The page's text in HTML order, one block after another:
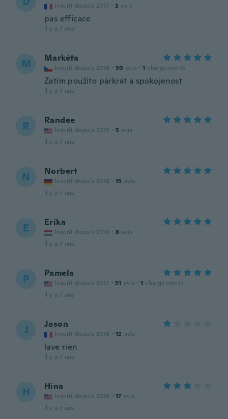
Inscrit depuis 2017 · 2 avis
pas efficace
il y a 7 ans
M Markéta
Inscrit depuis 2018 · 30 avis · 1 chargements
Zatím použito párkrát a spokojenost
il y a 7 ans
R Randee
Inscrit depuis 2015 · 5 avis
il y a 7 ans
N Norbert
Inscrit depuis 2016 · 15 avis
il y a 7 ans
E Erika
Inscrit depuis 2016 · 8 avis
il y a 7 ans
P Pamela
Inscrit depuis 2017 · 51 avis · 1 chargements
il y a 7 ans
J Jason
Inscrit depuis 2016 · 12 avis
lave rien
il y a 7 ans
H Hina
Inscrit depuis 2016 · 17 avis
il y a 7 ans